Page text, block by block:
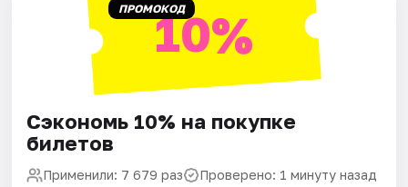
ПРОМОКОД10%
Сэкономь 10% на покупке
билетов
Применили: 7 679 раз Проверено: 1 минуту назад